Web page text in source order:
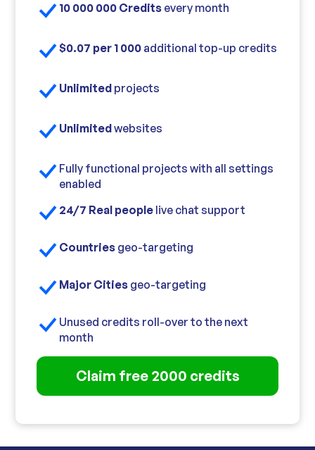
10 000 000 Credits every month
$0.07 per 1 000 additional top-up credits
Unlimited projects
Unlimitedwebsites
Fully functional projects with all settings
enabled
24/7 Real people live chat support
Countries geo-targeting
Major Cities geo-targeting
Unused credits roll-over to the next
month
Claim free 2000 credits